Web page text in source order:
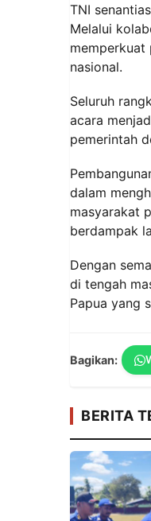
TNI
Melalui
memperkuat
nasional.
Seluruh
acara
pemerintah
dalam
masyarakat
berdampak
Dengan
di tengah
Papua yang
Bagikan:
BERITA